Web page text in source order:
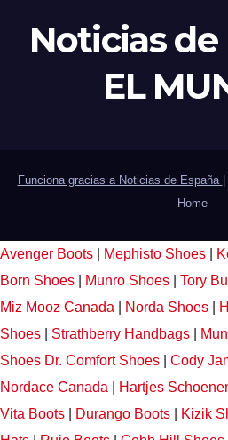
Noticias de
EL
Funciona gracias a Noticias de España
Home
Avenger Boots Mephisto Shoes
Born Shoes
Munro Shoes Tory
Miz Mooz Canada
Norda Shoes
Shoes
Strathberry Handbags
Shoes Dr. Comfort Shoes Cody
Nordace Canada
Hartjes
Vita Boots
Durango Boots Kizik